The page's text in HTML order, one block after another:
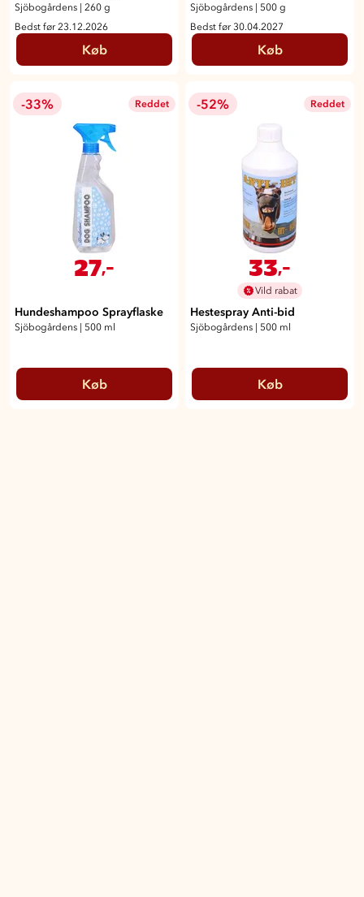
Sjöbogårdens | 260 g
Bedst før 23.12.2026
Køb
Sjöbogårdens | 500 g
Bedst før 30.04.2027
Køb
-33% Reddet
27,-
Hundeshampoo Sprayflaske
Sjöbogårdens 500 ml
Køb
-52% Reddet
33,-
Vild rabat
Hestespray Anti-bid
Sjöbogårdens 500 ml
Køb